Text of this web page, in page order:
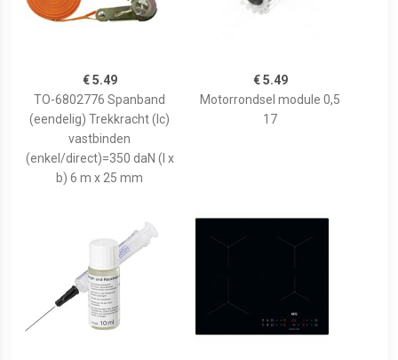
€ 5.49
TO-6802776 Spanband
(eendelig) Trekkracht (lc)
vastbinden
(enkel/direct)=350 daN (l x
b) 6 m x 25 mm
€ 5.49
Motorrondsel module 0,5
17